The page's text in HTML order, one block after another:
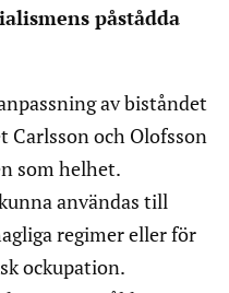
påstådda
av biståndet
Carlsson och Olofsson
som helhet.
användas till
regimer eller för
ockupation.